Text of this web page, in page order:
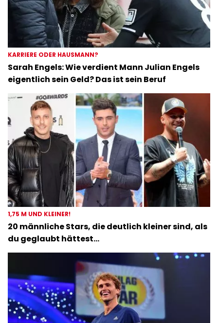
KARRIERE ODER HAUSMANN?
Sarah Engels: Wie verdient Mann Julian Engels
eigentlich sein Geld? Das ist sein Beruf
1,75 M UND KLEINER!
20 männliche Stars, die deutlich kleiner sind, als
du geglaubt hättest…